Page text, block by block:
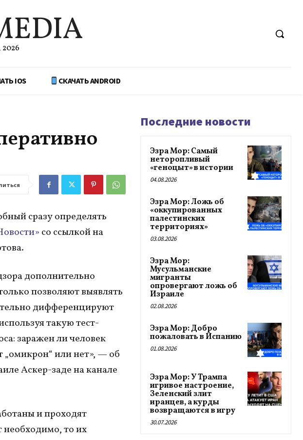
2026
IOS СКАЧАТЬ ANDROID
сразу определять
со ссылкой на
дополнительно
позволяют выявлять
дифференцируют
такую тест-
заражен ли человек
„омикрон“ или нет», — об
Аскер-заде на канале
и проходят
необходимо, то их
Последние новости
Эзра Мор: Самый
неторопливый
«геноцыт» в истории
04.08.2026
Эзра Мор: Ложь об
«оккупированных
палестинских
территориях»
03.08.2026
Эзра Мор:
Мусульманские
мигранты
опровергают ложь об
Израиле
02.08.2026
Эзра Мор: Добро
пожаловать в Испанию
01.08.2026
Эзра Мор: У Трампа
игривое настроение,
Зеленский злит
иранцев, а курды
возвращаются в игру
30.07.2026